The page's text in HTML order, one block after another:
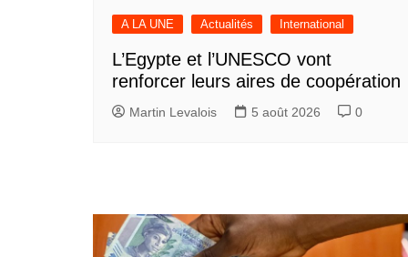
A LA UNE Actualités International
L’Egypte et l’UNESCO vont
renforcer leurs aires de coopération
Martin Levalois 5 août 2026 0